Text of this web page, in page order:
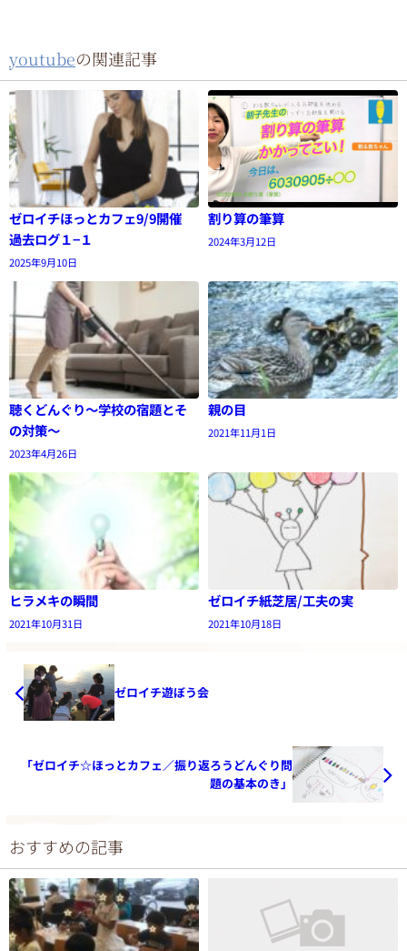
youtubeの関連記事
ゼロイチほっとカフェ9/9開催
過去ログ１−１
2025年9月10日
割り算の筆算
2024年3月12日
聴くどんぐり〜学校の宿題とそ
の対策〜
2023年4月26日
親の目
2021年11月1日
ヒラメキの瞬間
2021年10月31日
ゼロイチ紙芝居/工夫の実
2021年10月18日
ゼロイチ遊ぼう会
「ゼロイチ☆ほっとカフェ／振り返ろうどんぐり問
題の基本のき」
おすすめの記事